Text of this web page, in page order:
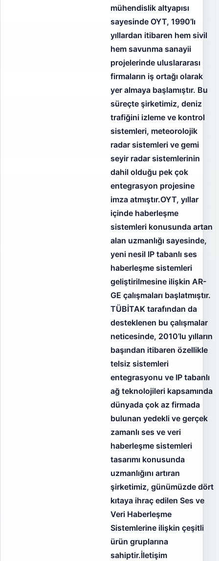
mühendislik altyapısı
sayesinde OYT, 1990’lı
yıllardan itibaren hem sivil
hem savunma sanayii
projelerinde uluslararası
firmaların iş ortağı olarak
yer almaya başlamıştır. Bu
süreçte şirketimiz, deniz
trafiğini izleme ve kontrol
sistemleri, meteorolojik
radar sistemleri ve gemi
seyir radar sistemlerinin
dahil olduğu pek çok
entegrasyon projesine
imza atmıştır.OYT, yıllar
içinde haberleşme
sistemleri konusunda artan
alan uzmanlığı sayesinde,
yeni nesil IP tabanlı ses
haberleşme sistemleri
geliştirilmesine ilişkin AR-
GE çalışmaları başlatmıştır.
TÜBİTAK tarafından da
desteklenen bu çalışmalar
neticesinde, 2010’lu yılların
başından itibaren özellikle
telsiz sistemleri
entegrasyonu ve IP tabanlı
ağ teknolojileri kapsamında
dünyada çok az firmada
bulunan yedekli ve gerçek
zamanlı ses ve veri
haberleşme sistemleri
tasarımı konusunda
uzmanlığını artıran
şirketimiz, günümüzde dört
kıtaya ihraç edilen Ses ve
Veri Haberleşme
Sistemlerine ilişkin çeşitli
ürün gruplarına
sahiptir.İletişim